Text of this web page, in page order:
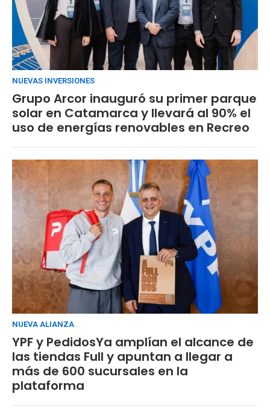
NUEVAS INVERSIONES
Grupo Arcor inauguró su primer parque
solar en Catamarca y llevará al 90% el
uso de energías renovables en Recreo
NUEVA ALIANZA
YPF y PedidosYa amplían el alcance de
las tiendas Full y apuntan a llegar a
más de 600 sucursales en la
plataforma